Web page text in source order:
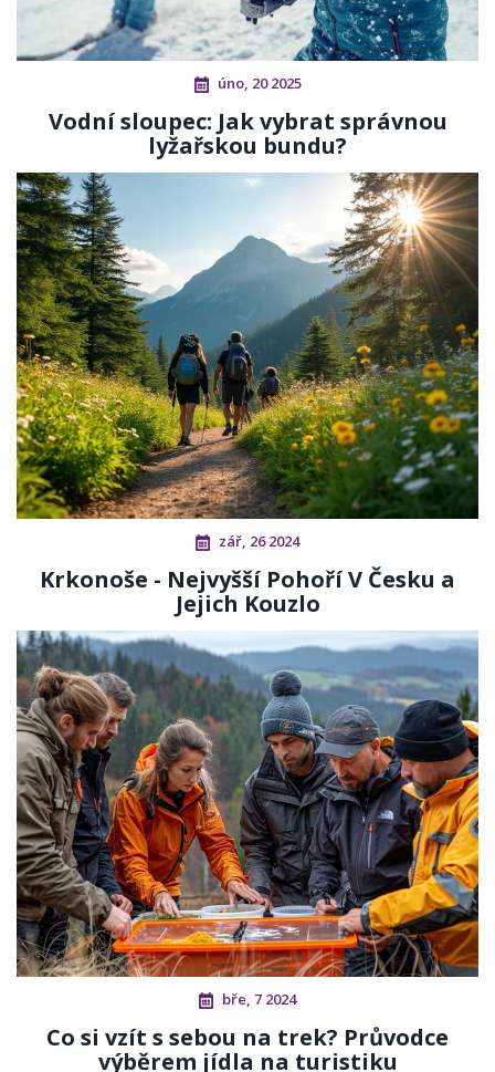
úno, 20 2025
Vodní sloupec: Jak vybrat správnou
lyžařskou bundu?
zář, 26 2024
Krkonoše - Nejvyšší Pohoří V Česku a
Jejich Kouzlo
bře, 7 2024
Co si vzít s sebou na trek? Průvodce
výběrem jídla na turistiku